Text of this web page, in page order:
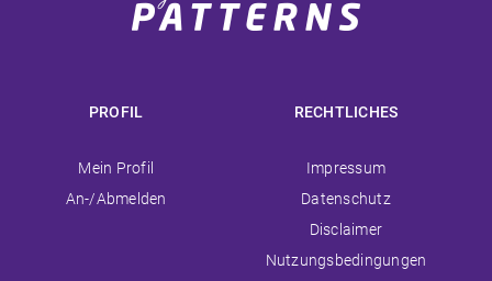
PROFIL
Navigation
überspringen
Mein Profil
An-/Abmelden
RECHTLICHES
Navigation
überspringen
Impressum
Datenschutz
Disclaimer
Nutzungsbedingungen